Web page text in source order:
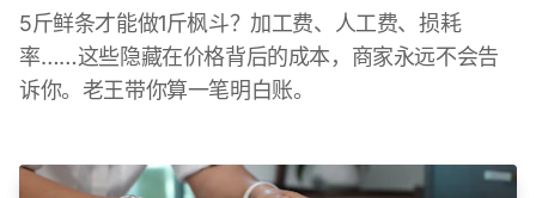
5斤鲜条才能做1斤枫斗？加工费、人工费、损耗
率……这些隐藏在价格背后的成本，商家永远不会告
诉你。老王带你算一笔明白账。